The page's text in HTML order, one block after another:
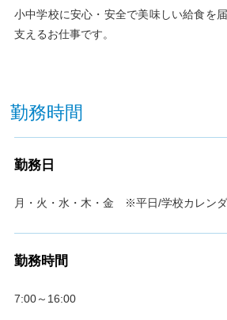
小中学校に安心・安全で美味しい給食を
支えるお仕事です。
勤務時間
勤務日
月・火・水・木・金 ※平日/学校カレン
勤務時間
7:00～16:00